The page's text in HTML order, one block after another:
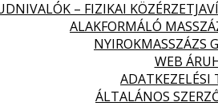
– FIZIKAI
ALAKFORMÁLÓ
NYIROKMASSZÁZS
WEB
ADATKEZELÉSI
ÁLTALÁNOS